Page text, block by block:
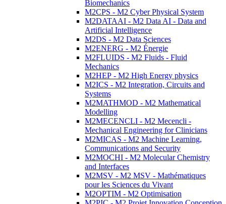
Biomechanics
M2CPS - M2 Cyber Physical System
M2DATAAI - M2 Data AI - Data and
Artificial Intelligence
M2DS - M2 Data Sciences
M2ENERG - M2 Énergie
M2FLUIDS - M2 Fluids - Fluid
Mechanics
M2HEP - M2 High Energy physics
M2ICS - M2 Integration, Circuits and
Systems
M2MATHMOD - M2 Mathematical
Modelling
M2MECENCLI - M2 Mecencli -
Mechanical Engineering for Clinicians
M2MICAS - M2 Machine Learning,
Communications and Security
M2MOCHI - M2 Molecular Chemistry
and Interfaces
M2MSV - M2 MSV - Mathématiques
pour les Sciences du Vivant
M2OPTIM - M2 Optimisation